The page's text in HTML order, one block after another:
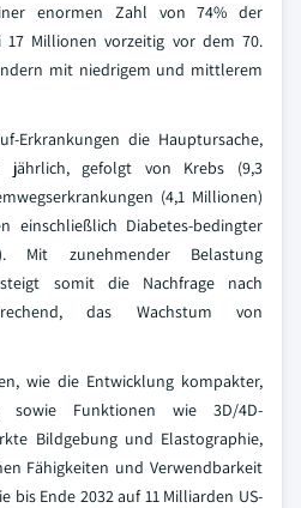
enormen Zahl von 74% der
17 Millionen vorzeitig vor dem 70.
mit niedrigem und mittlerem
Erkrankungen die Hauptursache,
jährlich, gefolgt von Krebs (9,3
(4,1 Millionen)
einschließlich Diabetes-bedingter
Mit zunehmender Belastung
somit die Nachfrage nach
das Wachstum von
wie die Entwicklung kompakter,
sowie Funktionen wie 3D/4D-
Bildgebung und Elastographie,
Fähigkeiten und Verwendbarkeit
bis Ende 2032 auf 11 Milliarden US-